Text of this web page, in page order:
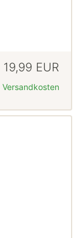
19,99 EUR
Versandkosten